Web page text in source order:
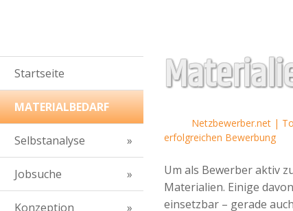
Startseite
MATERIALBEDARF
Selbstanalyse
Jobsuche
Konzeption
Netzbewerber.net |
erfolgreichen Bewerbung
Um als Bewerber aktiv
Materialien. Einige
einsetzbar – gerade